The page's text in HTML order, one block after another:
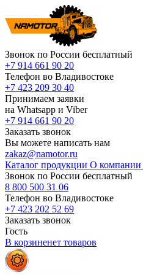
Звонок по России бесплатный
+7 914 661 90 20
Телефон во Владивостоке
+7 423 209 30 40
Принимаем заявки
на Whatsapp и Viber
+7 914 661 90 20
Заказать звонок
Вы можете написать нам
zakaz@namotor.ru
Каталог продукции О компании
Звонок по России бесплатный
8 800 500 31 06
Телефон во Владивостоке
+7 423 202 52 69
Заказать звонок
Гость
В корзиненет товаров